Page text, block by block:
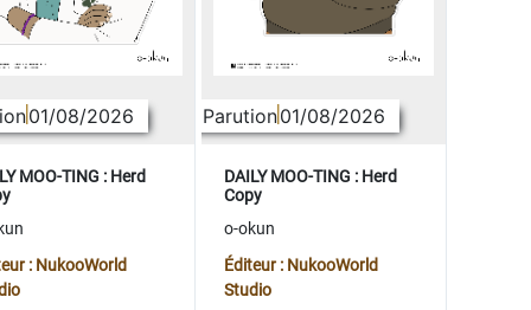
01/08/2026
MOO-TING : Herd
: NukooWorld
Parution01/08/2026
DAILY MOO-TING : Herd
Copy
o-okun
Éditeur : NukooWorld
Studio